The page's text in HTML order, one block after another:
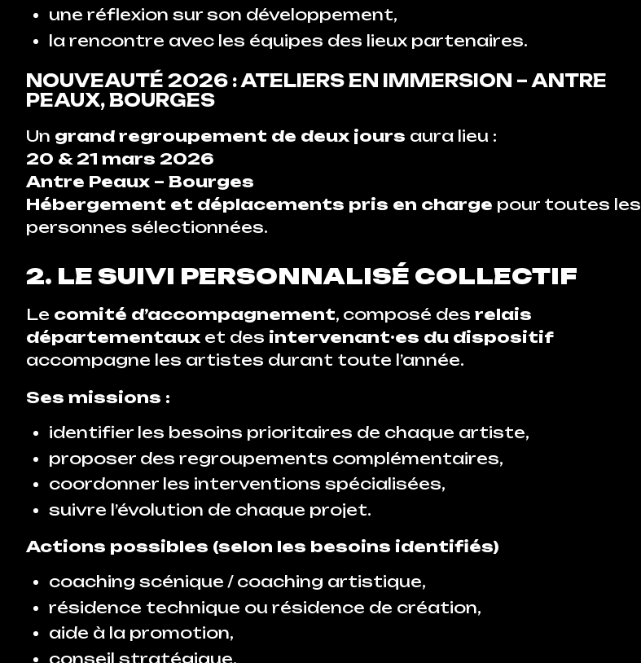
une réflexion sur son développement,
la rencontre avec les équipes des lieux partenaires.
NOUVEAUTÉ 2026 : ATELIERS EN IMMERSION – ANTRE
PEAUX, BOURGES
Un grand regroupement de deux jours aura lieu :
20 & 21 mars 2026
Antre Peaux – Bourges
Hébergement et déplacements pris en charge pour toutes les
personnes sélectionnées.
2. LE SUIVI PERSONNALISÉ COLLECTIF
Le comité d’accompagnement, composé desrelais
départementaux et des intervenant·es du dispositif
accompagne les artistes durant toute l’année.
Ses missions :
identifier les besoins prioritaires de chaque artiste,
proposer des regroupements complémentaires,
coordonner les interventions spécialisées,
suivre l’évolution de chaque projet.
Actions possibles (selon les besoins identifiés)
coaching scénique / coaching artistique,
résidence technique ou résidence de création,
aide à la promotion,